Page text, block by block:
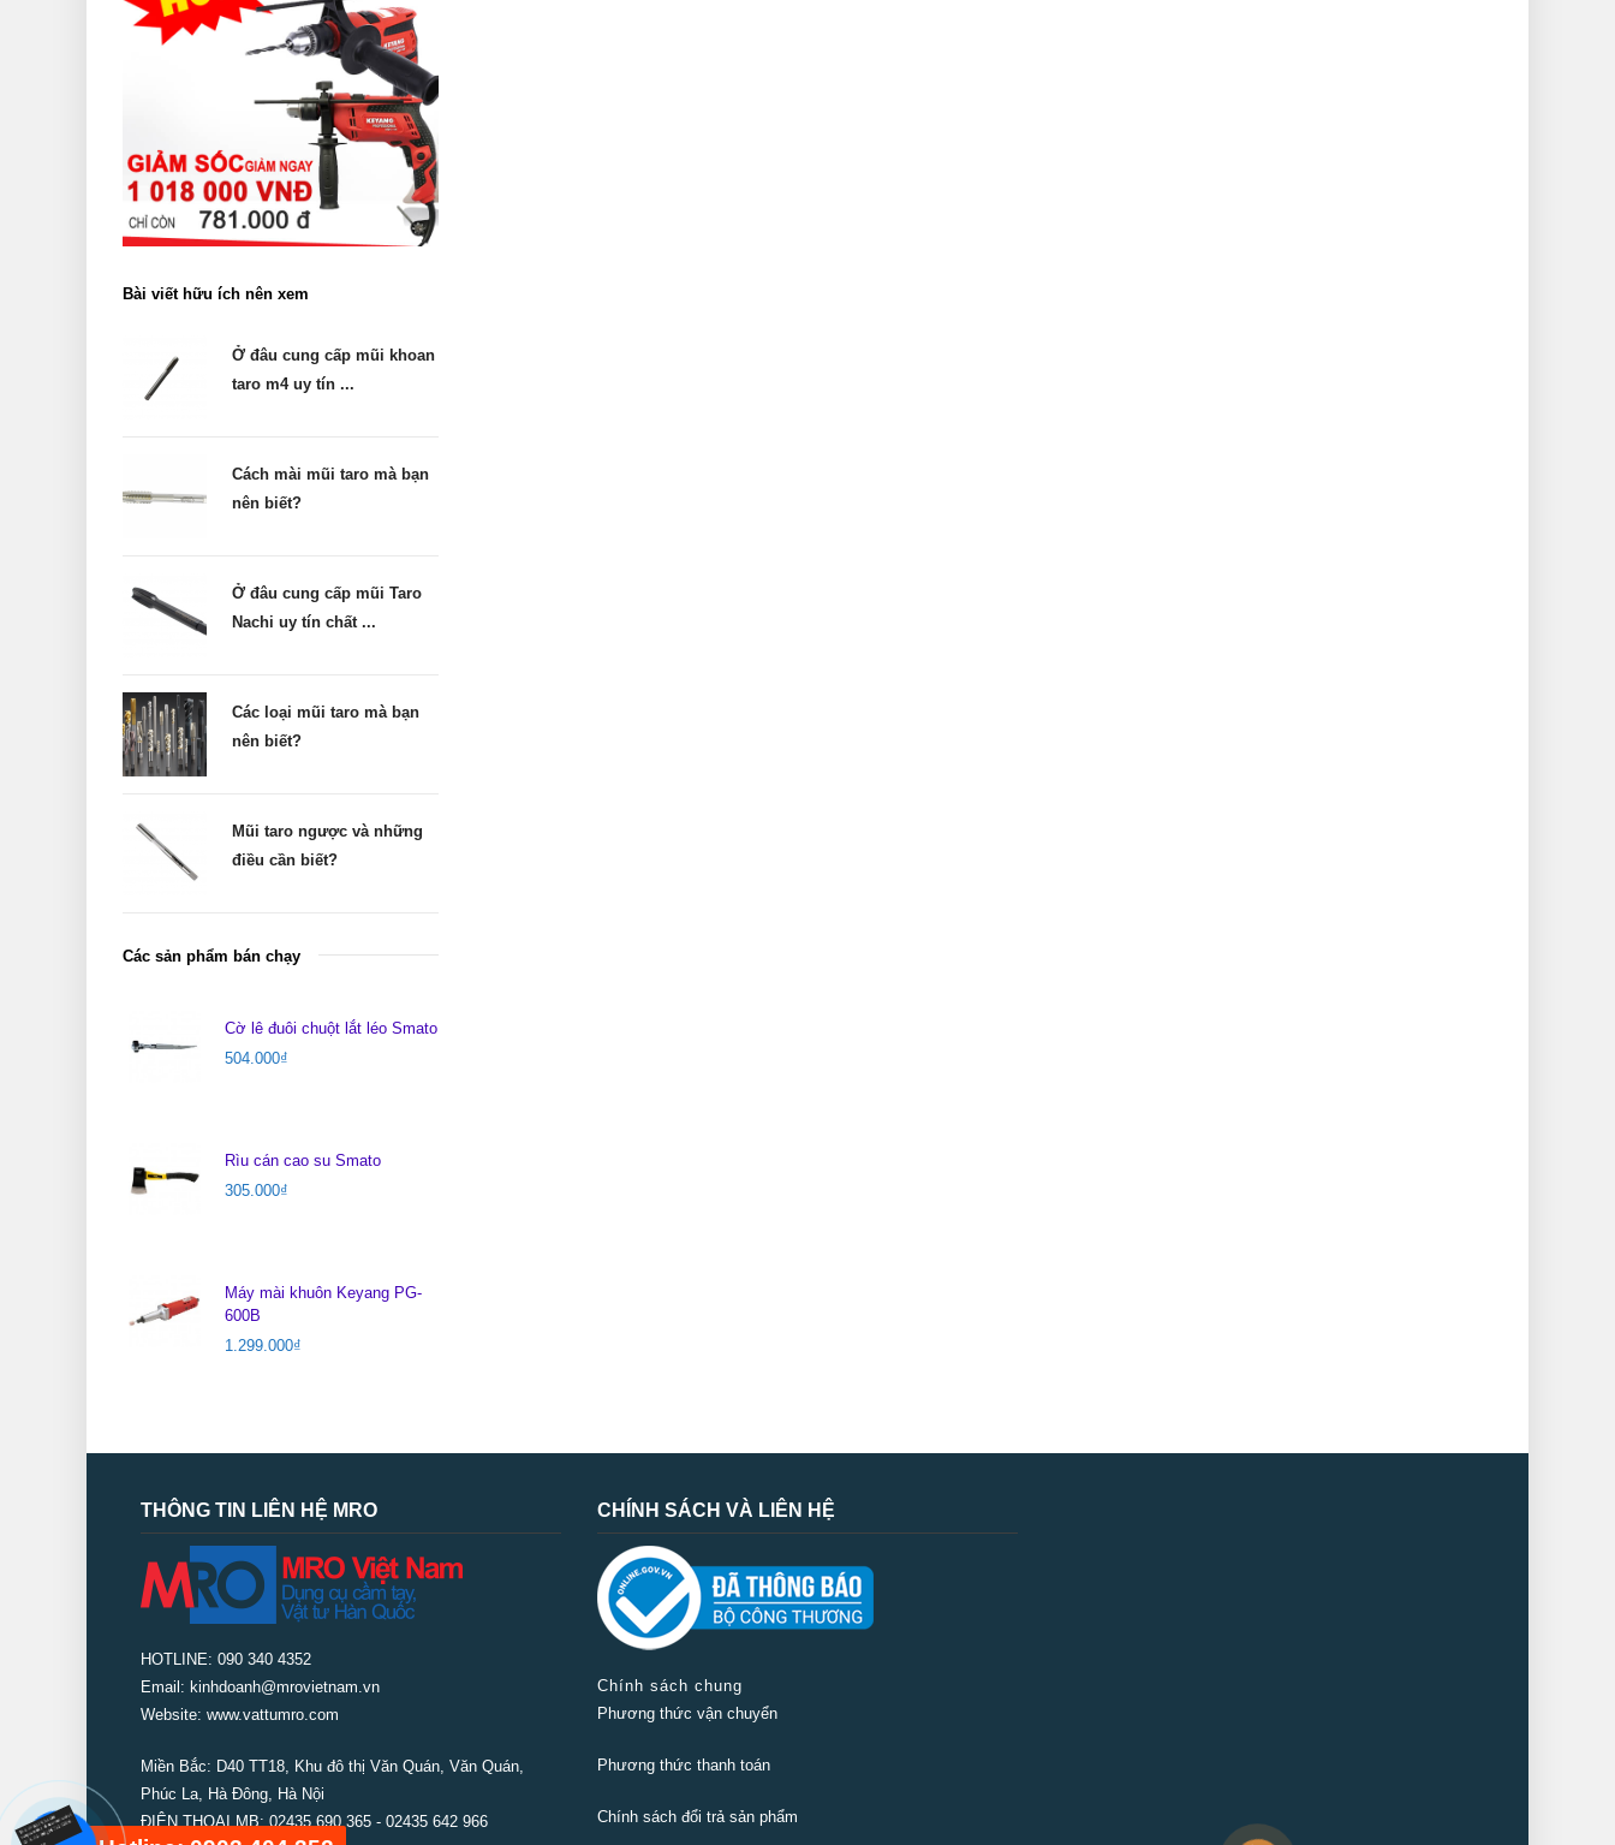
Bài viết hữu ích nên xem
Ở đâu cung cấp mũi khoan
taro m4 uy tín ...
Cách mài mũi taro mà bạn
nên biết?
Ở đâu cung cấp mũi Taro
Nachi uy tín chất ...
Các loại mũi taro mà bạn
nên biết?
Mũi taro ngược và những
điều cần biết?
Các sản phẩm bán chạy
Cờ lê đuôi chuột lắt léo Smato
504.000₫
Rìu cán cao su Smato
305.000₫
Máy mài khuôn Keyang PG-
600B
1.299.000₫
THÔNG TIN LIÊN HỆ MRO
HOTLINE: 090 340 4352
Email: kinhdoanh@mrovietnam.vn
Website: www.vattumro.com
Miền Bắc: D40 TT18, Khu đô thị Văn Quán, Văn Quán,
Phúc La, Hà Đông, Hà Nội
ĐIỆN THOẠI MB: 02435 690 365 - 02435 642 966
CHÍNH SÁCH VÀ LIÊN HỆ
Chính sách chung
Phương thức vận chuyển
Phương thức thanh toán
Chính sách đổi trả sản phẩm